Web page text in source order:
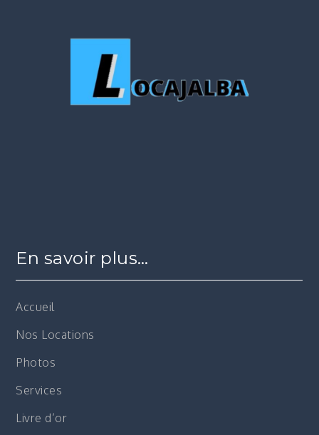
En savoir plus…
Accueil
Nos Locations
Photos
Services
Livre d’or